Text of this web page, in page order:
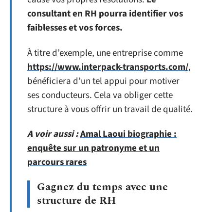
consultant en RH pourra identifier vos
faiblesses et vos forces.
À titre d’exemple, une entreprise comme
https://www.interpack-transports.com/,
bénéficiera d’un tel appui pour motiver
ses conducteurs. Cela va obliger cette
structure à vous offrir un travail de qualité.
A voir aussi :Amal Laoui biographie :
enquête sur un patronyme et un
parcours rares
Gagnez du temps avec une
structure de RH